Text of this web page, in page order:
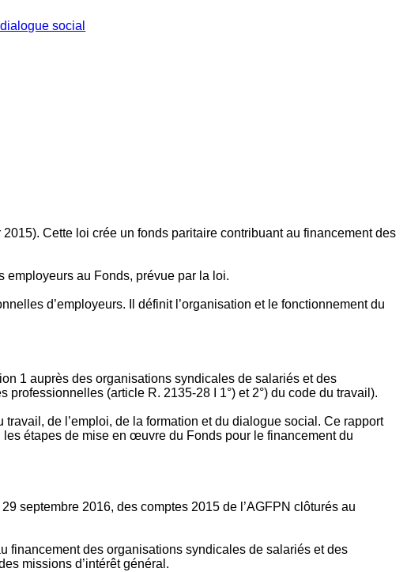
social
2015). Cette loi crée un fonds paritaire contribuant au financement des
employeurs au Fonds, prévue par la loi.
d’employeurs. Il définit l’organisation et le fonctionnement du
1 auprès des organisations syndicales de salariés et des
(article R. 2135‐28 I 1°) et 2°) du code du travail).
de l’emploi, de la formation et du dialogue social. Ce rapport
étapes de mise en œuvre du Fonds pour le financement du
septembre 2016, des comptes 2015 de l’AGFPN clôturés au
financement des organisations syndicales de salariés et des
missions d’intérêt général.